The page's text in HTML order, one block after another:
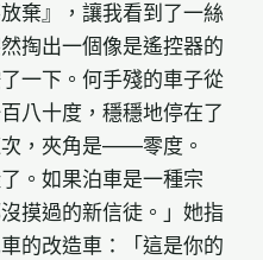
棄』，讓我看到了一絲
掏出一個像是遙控器的
一下。何手殘的車子從
八十度，穩穩地停在了
，夾角是——零度。
。如果泊車是一種宗
摸過的新信徒。」她指
的改造車：「這是你的